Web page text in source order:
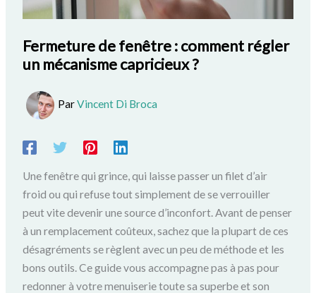
Fermeture de fenêtre : comment régler
un mécanisme capricieux ?
ParVincent Di Broca
Une fenêtre qui grince, qui laisse passer un filet d’air
froid ou qui refuse tout simplement de se verrouiller
peut vite devenir une source d’inconfort. Avant de penser
à un remplacement coûteux, sachez que la plupart de ces
désagréments se règlent avec un peu de méthode et les
bons outils. Ce guide vous accompagne pas à pas pour
redonner à votre menuiserie toute sa superbe et son